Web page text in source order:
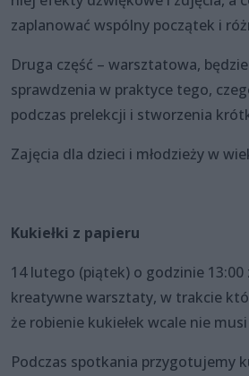
zaplanować wspólny początek i
Druga część – warsztatowa,
sprawdzenia w praktyce tego,
podczas prelekcji i stworzenia
Zajęcia dla dzieci i młodzieży w
Kukiełki z papieru
14 lutego (piątek) o godzinie 13:00
kreatywne warsztaty, w trakcie
że robienie kukiełek wcale nie
Podczas spotkania przygotujemy